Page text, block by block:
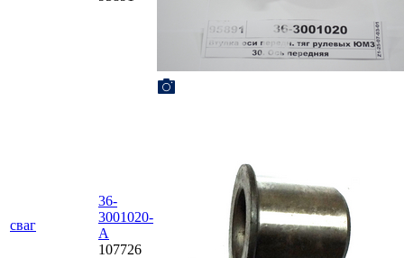
сваг
36-
3001020-
А
107726